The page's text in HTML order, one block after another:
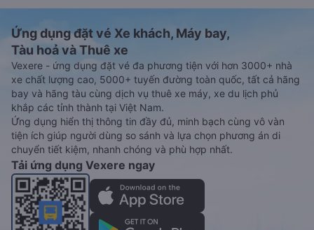
Ứng dụng đặt vé Xe khách, Máy bay,
Tàu hoả và Thuê xe
Vexere - ứng dụng đặt vé đa phương tiện với hơn 3000+ nhà
xe chất lượng cao, 5000+ tuyến đường toàn quốc, tất cả hãng
bay và hãng tàu cùng dịch vụ thuê xe máy, xe du lịch phủ
khắp các tỉnh thành tại Việt Nam.
Ứng dụng hiển thị thông tin đầy đủ, minh bạch cùng vô vàn
tiện ích giúp người dùng so sánh và lựa chọn phương án di
chuyển tiết kiệm, nhanh chóng và phù hợp nhất.
Tải ứng dụng Vexere ngay